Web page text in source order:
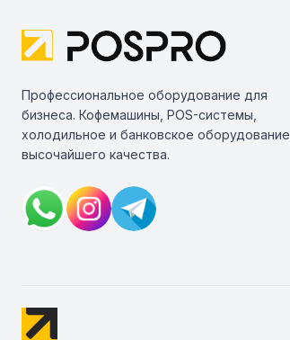
Профессиональное оборудование для
бизнеса. Кофемашины, POS-системы,
холодильное и банковское оборудование
высочайшего качества.